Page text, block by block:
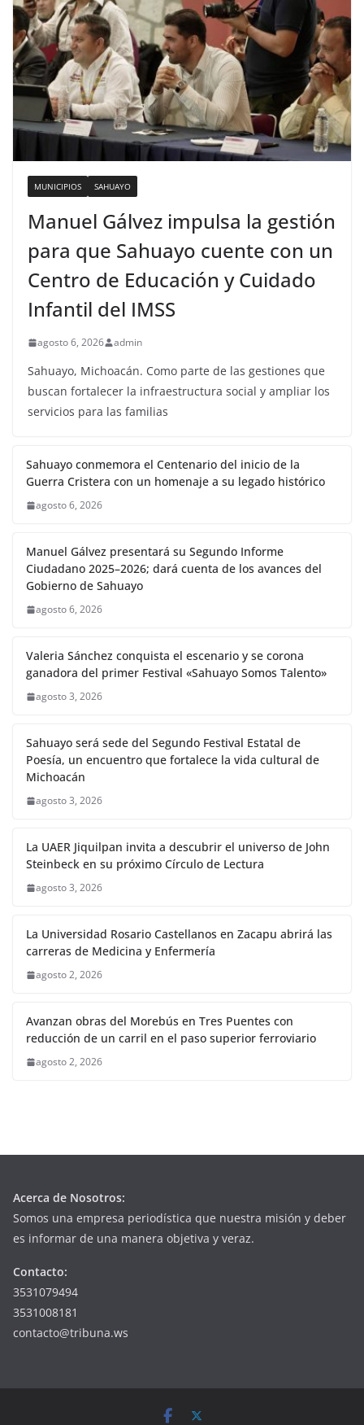
MUNICIPIOS SAHUAYO
Manuel Gálvez impulsa la gestión
para que Sahuayo cuente con un
Centro de Educación y Cuidado
Infantil del IMSS
agosto 6, 2026 admin
Sahuayo, Michoacán. Como parte de las gestiones que
buscan fortalecer la infraestructura social y ampliar los
servicios para las familias
Sahuayo conmemora el Centenario del inicio de la
Guerra Cristera con un homenaje a su legado histórico
agosto 6, 2026
Manuel Gálvez presentará su Segundo Informe
Ciudadano 2025–2026; dará cuenta de los avances del
Gobierno de Sahuayo
agosto 6, 2026
Valeria Sánchez conquista el escenario y se corona
ganadora del primer Festival «Sahuayo Somos Talento»
agosto 3, 2026
Sahuayo será sede del Segundo Festival Estatal de
Poesía, un encuentro que fortalece la vida cultural de
Michoacán
agosto 3, 2026
La UAER Jiquilpan invita a descubrir el universo de John
Steinbeck en su próximo Círculo de Lectura
agosto 3, 2026
La Universidad Rosario Castellanos en Zacapu abrirá las
carreras de Medicina y Enfermería
agosto 2, 2026
Avanzan obras del Morebús en Tres Puentes con
reducción de un carril en el paso superior ferroviario
agosto 2, 2026
Acerca de Nosotros:
Somos una empresa periodística que nuestra misión y deber
es informar de una manera objetiva y veraz.
Contacto:
3531079494
3531008181
contacto@tribuna.ws